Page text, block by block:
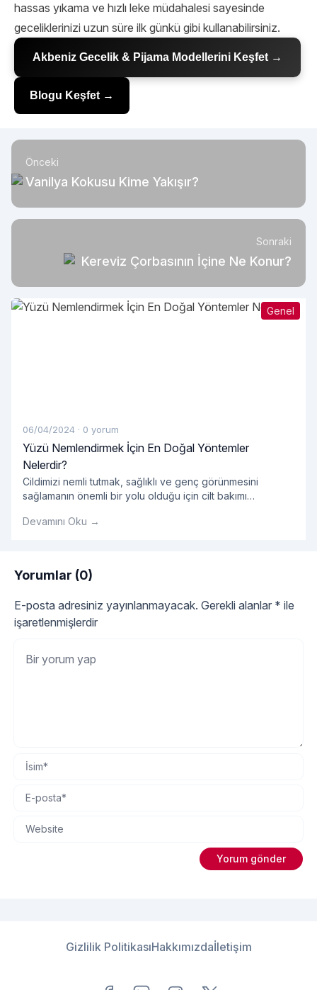
hassas yıkama ve hızlı leke müdahalesi sayesinde
geceliklerinizi uzun süre ilk günkü gibi kullanabilirsiniz.
Akbeniz Gecelik & Pijama Modellerini Keşfet →
Blogu Keşfet →
Önceki
Vanilya Kokusu Kime Yakışır?
Sonraki
Kereviz Çorbasının İçine Ne Konur?
Genel
06/04/2024 · 0 yorum
Yüzü Nemlendirmek İçin En Doğal Yöntemler
Nelerdir?
Cildimizi nemli tutmak, sağlıklı ve genç görünmesini
sağlamanın önemli bir yolu olduğu için cilt bakımı
pazarlanan kozmetik ürün kimyasal içeriklerle dolu olabilir
Peki, yüzü nemlendirmek için en doğal yöntemler
nelerdir? Su İçmek:
Devamını Oku →
Yorumlar (0)
E-posta adresiniz yayınlanmayacak. Gerekli alanlar * ile
işaretlenmişlerdir
Gizlilik PolitikasıHakkımızdaİletişim